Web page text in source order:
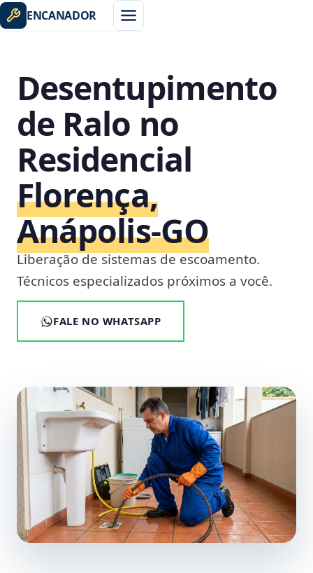
ENCANADOR
Desentupimento
de Ralo no
Residencial
Florença,
Anápolis‑GO
Liberação de sistemas de escoamento.
Técnicos especializados próximos a você.
FALE NO WHATSAPP